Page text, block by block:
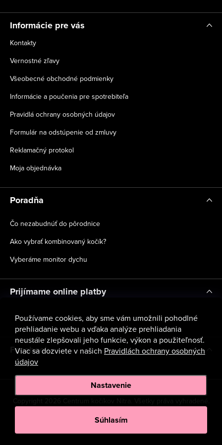
Používame cookies, aby sme vám umožnili pohodlné
prehliadanie webu a vďaka analýze prehliadania
neustále zlepšovali jeho funkcie, výkon a použiteľnosť.
Viac sa dozviete v našich Pravidlách ochrany osobných
údajov
Nastavenie
Súhlasím
e
Informácie pre vás
Kontakty
Vernostné zľavy
Všeobecné obchodné podmienky
Informácie a poučenia pre spotrebiteľa
Pravidlá ochrany osobných údajov
Formulár na odstúpenie od zmluvy
Reklamačný protokol
Moja objednávka
Poradňa
Čo nezabudnúť do pôrodnice
Ako vybrať kombinovaný kočík?
Vyberáme monitor dychu
Prijímame online platby
Facebook